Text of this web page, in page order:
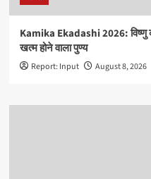
Kamika Ekadashi 2026: विष्णु
खत्म होने वाला पुण्य
Report: Input August 8, 2026